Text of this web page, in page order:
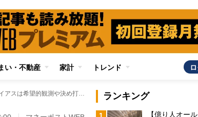
い・不動産 家計 トレンド
年間配当800万円超の億り人が「相場の予想をしない」理由 「バイアスは希望的観測や決め打ちにつながる」と個人投資家・Rickyさん ランキング
【億り人オー